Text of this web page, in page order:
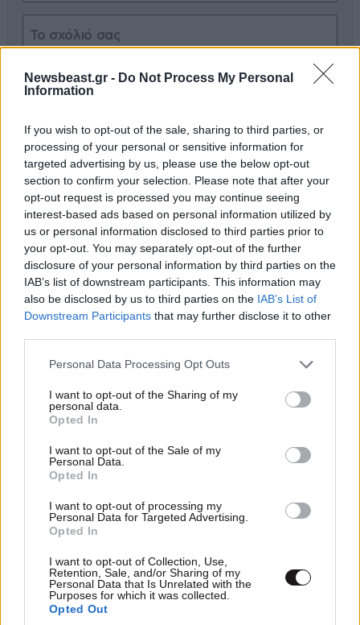
Newsbeast.gr - Do Not Process My Personal
Information
If you wish to opt-out of the sale, sharing to third parties, or
processing of your personal or sensitive information for
targeted advertising by us, please use the below opt-out
section to confirm your selection. Please note that after your
opt-out request is processed you may continue seeing
interest-based ads based on personal information utilized by
us or personal information disclosed to third parties prior to
your opt-out. You may separately opt-out of the further
disclosure of your personal information by third parties on the
IAB’s list of downstream participants. This information may
also be disclosed by us to third parties on the IAB’s List of
Downstream Participants that may further disclose it to other
Please note that this website/app uses one or more Google
not limited to your visit or usage behaviour. You may click to
grant or deny consent to Google and its third-party tags to
use your data for below specified purposes in below Google
consent section.
Personal Data Processing Opt Outs
I want to opt-out of the Sharing of my
personal data.
Opted In
I want to opt-out of the Sale of my
Personal Data.
Opted In
I want to opt-out of processing my
Personal Data for Targeted Advertising.
Opted In
I want to opt-out of Collection, Use,
Retention, Sale, and/or Sharing of my
Personal Data that Is Unrelated with the
Purposes for which it was collected.
Opted Out
Xαρακτήρες: 0/1000
ΠΡΟΣΘΗΚΗ
Μας πρηξατε!!! 07·06·2026 16:11
Με τις γελοίες ατζέντες και αντίστοιχες μπαρούφες
του άεργου και κρατικοδίαιτου Δένδια κλπ !!!
Απαντήστε 0